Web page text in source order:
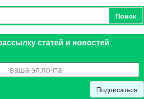
Поиск
Поиск
статей и новостей
Подписаться